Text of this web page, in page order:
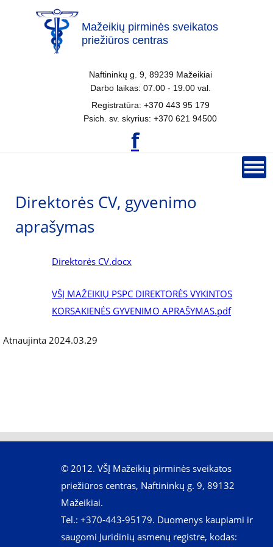
Mažeikių pirminės sveikatos
priežiūros centras
Naftininkų g. 9, 89239 Mažeikiai
Darbo laikas: 07.00 - 19.00 val.
Registratūra: +370 443 95 179
Psich. sv. skyrius: +370 621 94500
f
Direktorės CV, gyvenimo
aprašymas
Direktorės CV.docx
VŠĮ MAŽEIKIŲ PSPC DIREKTORĖS VYKINTOS
KORSAKIENĖS GYVENIMO APRAŠYMAS.pdf
Atnaujinta 2024.03.29
© 2012. VŠĮ Mažeikių pirminės sveikatos
priežiūros centras, Naftininkų g. 9, 89132
Mažeikiai.
Tel.: +370-443-95179. Duomenys kaupiami ir
saugomi Juridinių asmenų registre, kodas: